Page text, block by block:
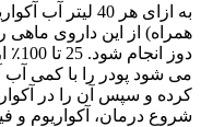
به ازای هر 40
دوز
می شود پودر را با کمی
کرده و سپس آن را در
شروع درمان، آکواریوم و